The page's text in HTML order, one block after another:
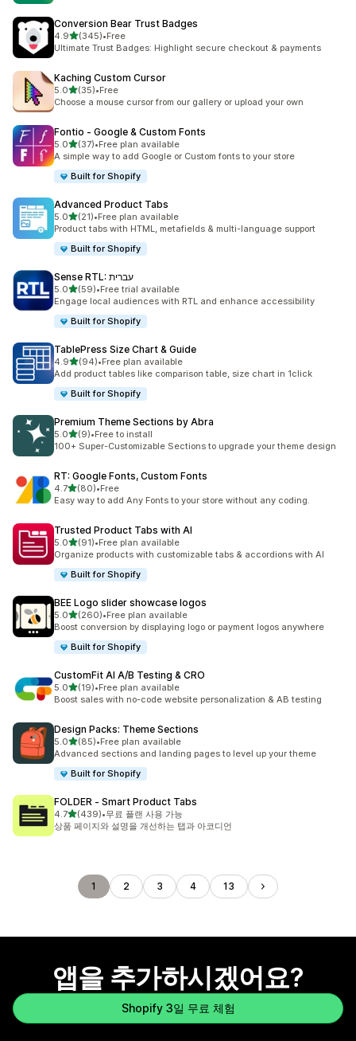
Conversion Bear Trust Badges
4.9별 5개 중
(345)
총 리뷰 345개
•Free
Ultimate Trust Badges: Highlight secure checkout & payments
Kaching Custom Cursor
5.0별 5개 중
(35)
총 리뷰 35개
•Free
Choose a mouse cursor from our gallery or upload your own
Fontio ‑ Google & Custom Fonts
5.0별 5개 중
(37)
총 리뷰 37개
•Free plan available
A simple way to add Google or Custom fonts to your store
Built for Shopify
Advanced Product Tabs
5.0별 5개 중
(21)
총 리뷰 21개
•Free plan available
Product tabs with HTML, metafields & multi-language support
Built for Shopify
Sense RTL: עברית
5.0별 5개 중
(59)
총 리뷰 59개
•Free trial available
Engage local audiences with RTL and enhance accessibility
Built for Shopify
TablePress Size Chart & Guide
4.9별 5개 중
(94)
총 리뷰 94개
•Free plan available
Add product tables like comparison table, size chart in 1click
Built for Shopify
Premium Theme Sections by Abra
5.0별 5개 중
(9)
총 리뷰 9개
•Free to install
100+ Super-Customizable Sections to upgrade your theme design
RT: Google Fonts, Custom Fonts
4.7별 5개 중
(80)
총 리뷰 80개
•Free
Easy way to add Any Fonts to your store without any coding.
Trusted Product Tabs with AI
5.0별 5개 중
(91)
총 리뷰 91개
•Free plan available
Organize products with customizable tabs & accordions with AI
Built for Shopify
BEE Logo slider showcase logos
5.0별 5개 중
(260)
총 리뷰 260개
•Free plan available
Boost conversion by displaying logo or payment logos anywhere
Built for Shopify
CustomFit AI A/B Testing & CRO
5.0별 5개 중
(19)
총 리뷰 19개
•Free plan available
Boost sales with no-code website personalization & AB testing
Design Packs: Theme Sections
5.0별 5개 중
(85)
총 리뷰 85개
•Free plan available
Advanced sections and landing pages to level up your theme
Built for Shopify
FOLDER ‑ Smart Product Tabs
4.7별 5개 중
(439)
총 리뷰 439개
•무료 플랜 사용 가능
상품 페이지와 설명을 개선하는 탭과 아코디언
1 2 3 4 13
앱을 추가하시겠어요?
Shopify 3일 무료 체험